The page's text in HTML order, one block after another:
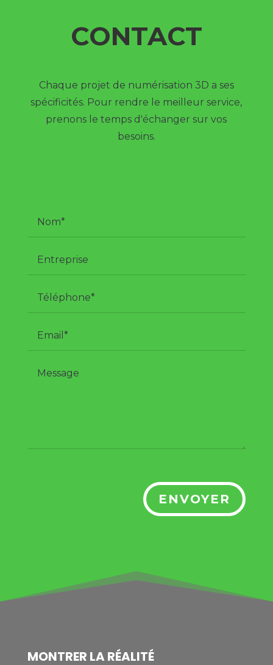
CONTACT
Chaque projet de numérisation 3D a ses
spécificités. Pour rendre le meilleur service,
prenons le temps d'échanger sur vos
besoins.
ENVOYER
MONTRER LARÉALITÉ